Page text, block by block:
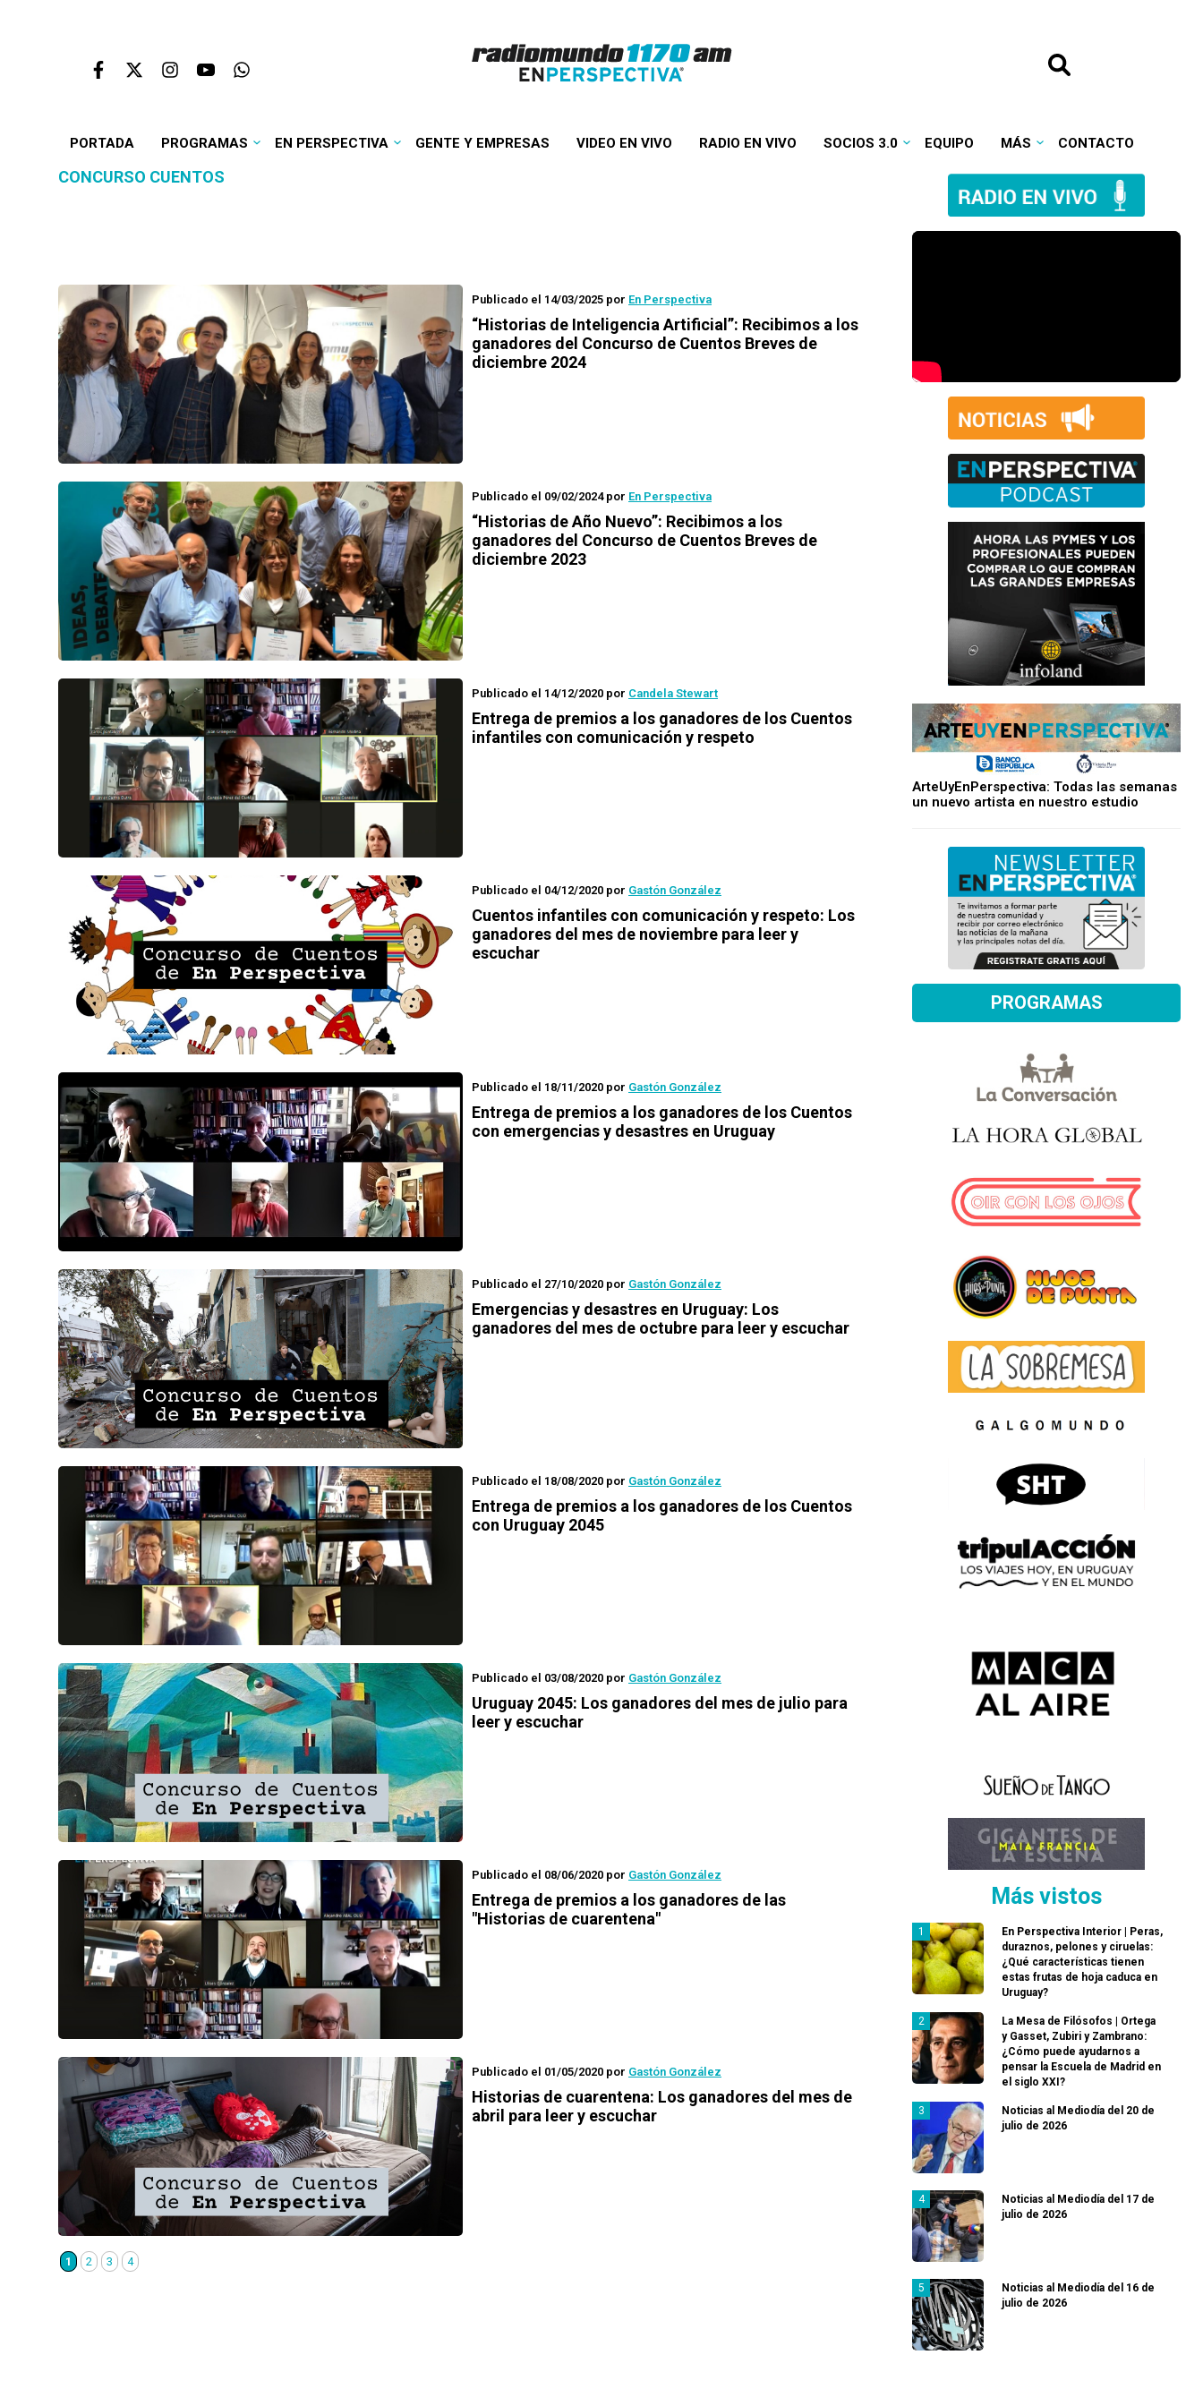
PORTADA PROGRAMAS EN PERSPECTIVA GENTE Y EMPRESAS VIDEO EN VIVO RADIO EN VIVO SOCIOS 3.0 EQUIPO MÁS CONTACTO
CONCURSO CUENTOS
Publicado el 14/03/2025 por En Perspectiva
“Historias de Inteligencia Artificial”: Recibimos a los
ganadores del Concurso de Cuentos Breves de
diciembre 2024
Publicado el 09/02/2024por En Perspectiva
“Historias de Año Nuevo”: Recibimos a los
ganadores del Concurso de Cuentos Breves de
diciembre 2023
Publicado el 14/12/2020 por Candela Stewart
Entrega de premios a los ganadores de los Cuentos
infantiles con comunicación y respeto
Publicado el 04/12/2020 por Gastón González
Cuentos infantiles con comunicación y respeto: Los
ganadores del mes de noviembre para leer y
escuchar
Publicado el 18/11/2020 por Gastón González
Entrega de premios a los ganadores de los Cuentos
con emergencias y desastres en Uruguay
Publicado el 27/10/2020 por Gastón González
Emergencias y desastres en Uruguay: Los
ganadores del mes de octubre para leer y escuchar
Publicado el 18/08/2020 por Gastón González
Entrega de premios a los ganadores de los Cuentos
con Uruguay 2045
Publicado el 03/08/2020 por Gastón González
Uruguay 2045: Los ganadores del mes de julio para
leer y escuchar
Publicado el 08/06/2020 por Gastón González
Entrega de premios a los ganadores de las
"Historias de cuarentena"
Publicado el 01/05/2020 por Gastón González
Historias de cuarentena: Los ganadores del mes de
abril para leer y escuchar
1 2 3 4
ArteUyEnPerspectiva: Todas las semanas
un nuevo artista en nuestro estudio
PROGRAMAS
Más vistos
En Perspectiva Interior | Peras,
duraznos, pelones y ciruelas:
¿Qué características tienen
estas frutas de hoja caduca en
Uruguay?
La Mesa de Filósofos | Ortega
y Gasset, Zubiri y Zambrano:
¿Cómo puede ayudarnos a
pensar la Escuela de Madrid en
el siglo XXI?
Noticias al Mediodía del 20 de
julio de 2026
Noticias al Mediodía del 17 de
julio de 2026
Noticias al Mediodía del 16 de
julio de 2026